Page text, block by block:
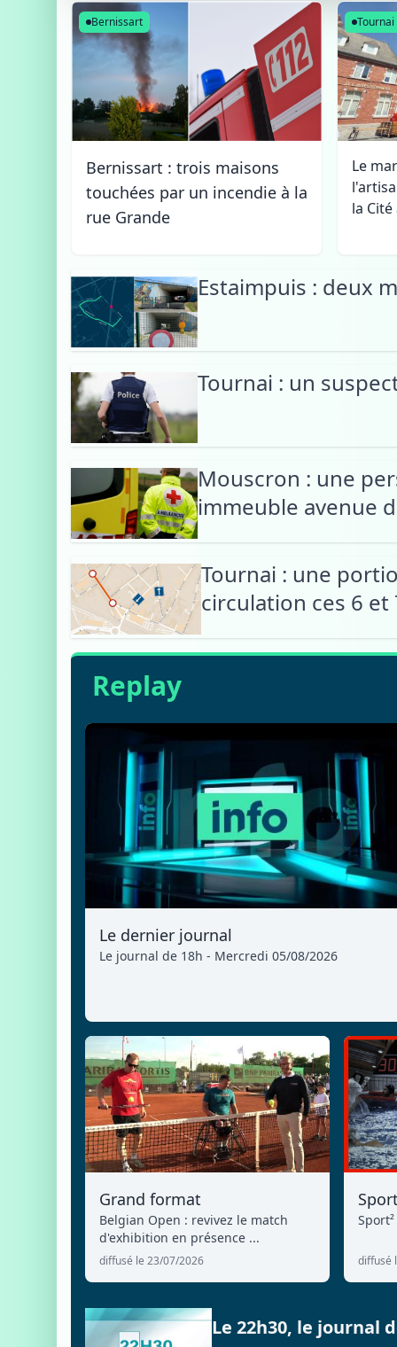
de Marie-
Josée
Aerts à
Bernissart
Bernissart : trois maisons
touchées par un incendie à la
rue Grande
Tournai
Le
la
Estaimpuis : deux
Tournai : un
Mouscron : une
immeuble avenue
Tournai : une
circulation ces 6 et
Replay
Le dernier journal
Le journal de 18h - Mercredi 05/08/2026
Grand format
Belgian Open : revivez le match
d'exhibition en présence ...
diffusé le 23/07/2026
Sport
diffusé
Le 22h30, le journal